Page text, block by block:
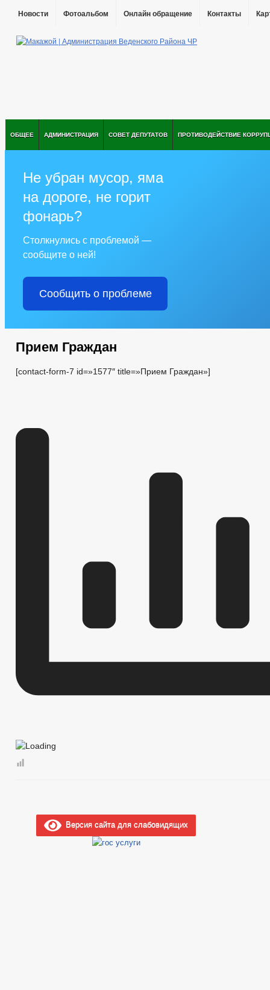
Новости Фотоальбом Онлайн обращение Контакты
ОБЩЕЕ АДМИНИСТРАЦИЯ СОВЕТ ДЕПУТАТОВ ПРОТИВОДЕЙСТВИЕ
Не убран мусор, яма
на дороге, не горит
фонарь?
Столкнулись с проблемой —
сообщите о ней!
Сообщить о проблеме
Прием Граждан
[contact-form-7 id=»1577″ title=»Прием Граждан»]
Версия сайта для слабовидящих